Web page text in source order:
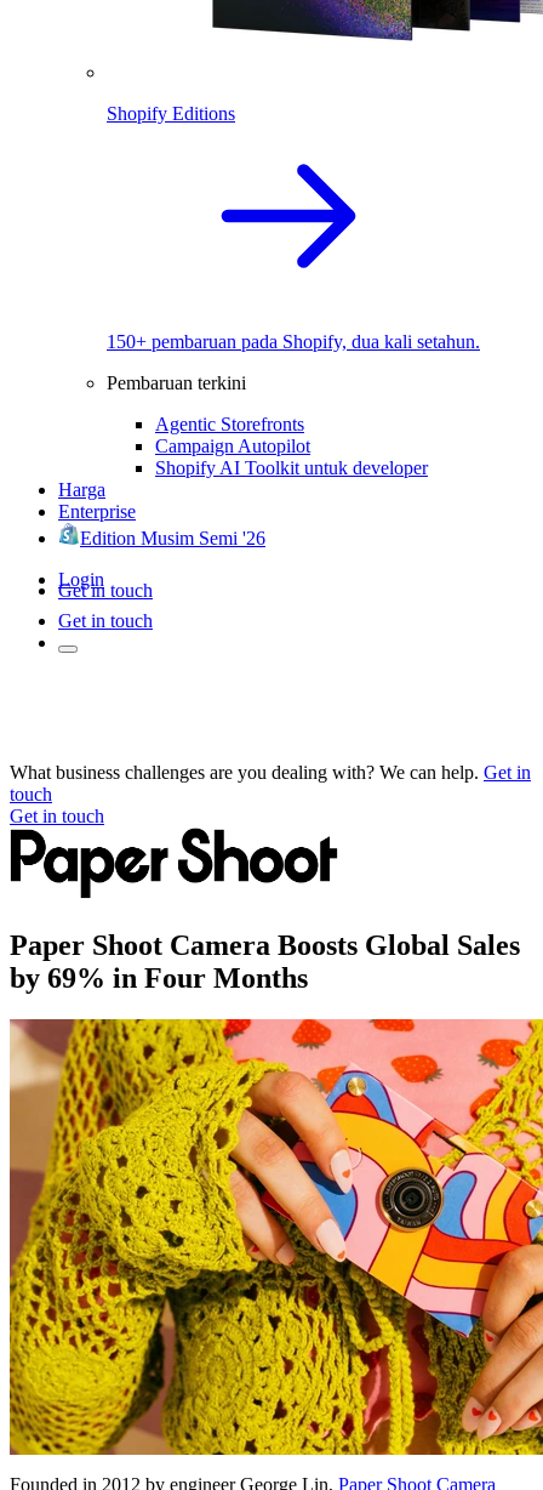
Shopify Editions
150+ pembaruan pada Shopify, dua kali setahun.
Pembaruan terkini
Agentic Storefronts
Campaign Autopilot
Shopify AI Toolkit untuk developer
Harga
Enterprise
Edition Musim Semi '26
Login
Get in touch
Get in touch
What business challenges are you dealing with? We can help. Get in
touch
Get in touch
Paper Shoot Camera Boosts Global Sales
by 69% in Four Months
Founded in 2012 by engineer George Lin, Paper Shoot Camera